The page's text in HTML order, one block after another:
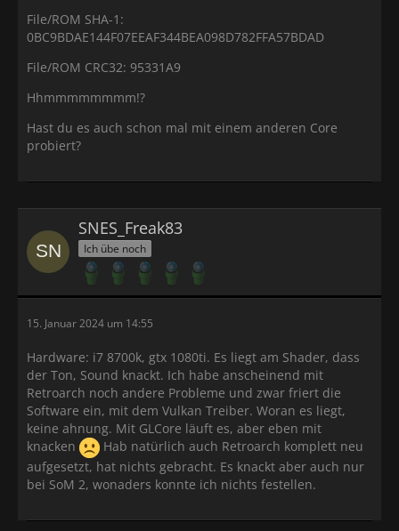
File/ROM SHA-1:
0BC9BDAE144F07EEAF344BEA098D782FFA57BDAD
File/ROM CRC32: 95331A9
Hhmmmmmmmm!?
Hast du es auch schon mal mit einem anderen Core
probiert?
SNES_Freak83
Ich übe noch
15. Januar 2024 um 14:55
Hardware: i7 8700k, gtx 1080ti. Es liegt am Shader, dass
der Ton, Sound knackt. Ich habe anscheinend mit
Retroarch noch andere Probleme und zwar friert die
Software ein, mit dem Vulkan Treiber. Woran es liegt,
keine ahnung. Mit GLCore läuft es, aber eben mit
knacken
Hab natürlich auch Retroarch komplett neu
aufgesetzt, hat nichts gebracht. Es knackt aber auch nur
bei SoM 2, wonaders konnte ich nichts festellen.